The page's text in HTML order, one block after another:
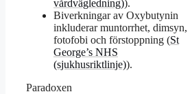
vårdvägledning)).
Biverkningar av Oxybutynin
inkluderar muntorrhet, dimsyn,
fotofobi och förstoppning (St
George’s NHS
(sjukhusriktlinje)).
Paradoxen